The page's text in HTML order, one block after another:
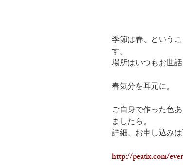
季節は春、という
す。
場所はいつもお世
春気分を耳元に。
ご自身で作った色
ましたら。
詳細、お申し込み
http://peatix.com/